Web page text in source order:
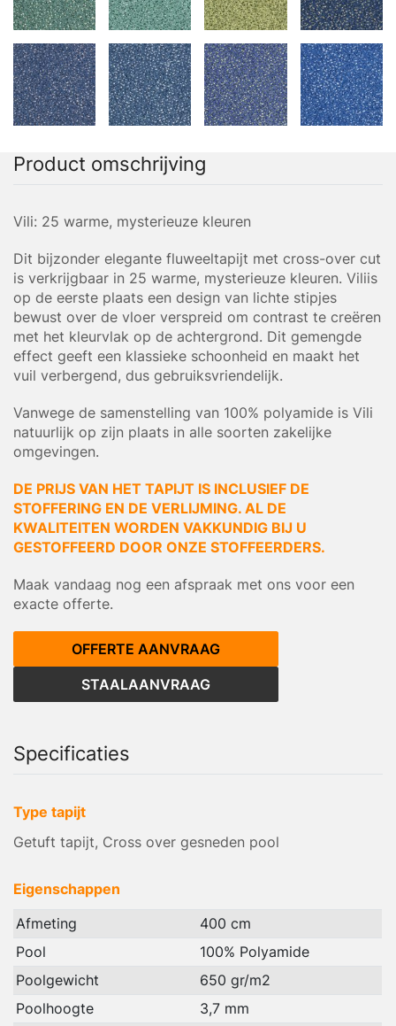
Product omschrijving
Vili: 25 warme, mysterieuze kleuren
Dit bijzonder elegante fluweeltapijt met cross-over cut
is verkrijgbaar in 25 warme, mysterieuze kleuren. Viliis
op de eerste plaats een design van lichte stipjes
bewust over de vloer verspreid om contrast te creëren
met het kleurvlak op de achtergrond. Dit gemengde
effect geeft een klassieke schoonheid en maakt het
vuil verbergend, dus gebruiksvriendelijk.
Vanwege de samenstelling van 100% polyamide is Vili
natuurlijk op zijn plaats in alle soorten zakelijke
omgevingen.
DE PRIJS VAN HET TAPIJT IS INCLUSIEF DE
STOFFERING EN DE VERLIJMING. AL DE
KWALITEITEN WORDEN VAKKUNDIG BIJ U
GESTOFFEERD DOOR ONZE STOFFEERDERS.
Maak vandaag nog een afspraak met ons voor een
exacte offerte.
OFFERTE AANVRAAG
STAALAANVRAAG
Specificaties
Type tapijt
Getuft tapijt, Cross over gesneden pool
Eigenschappen
Afmeting
400 cm
Pool
100% Polyamide
Poolgewicht
650 gr/m2
Poolhoogte
3,7 mm